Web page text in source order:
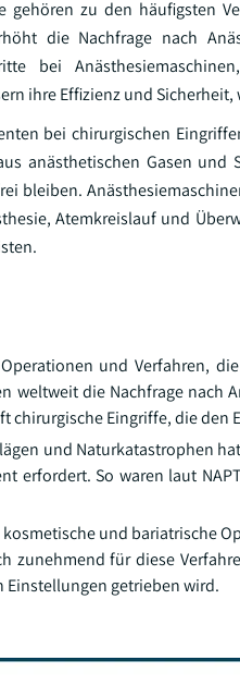
gehören zu den häufigsten
die Nachfrage nach
bei
ihre Effizienz und
bei chirurgischen
anästhetischen Gasen und
bleiben.
Atemkreislauf und
und Verfahren,
weltweit die Nachfrage nach
Eingriffe, die den
und Naturkatastrophen
erfordert. So waren laut
und bariatrische
zunehmend für diese
getrieben wird.